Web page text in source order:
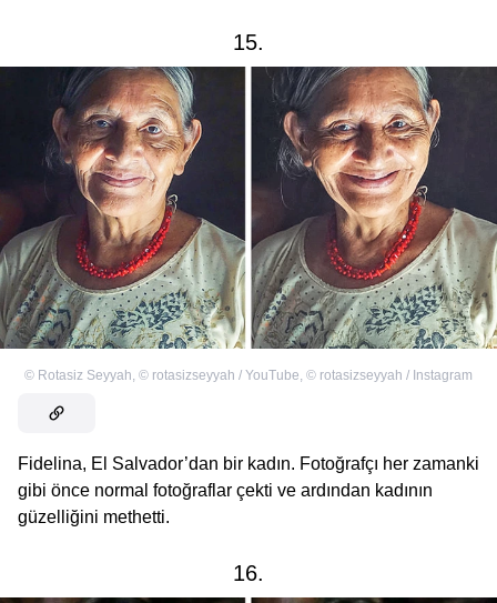
15.
© Rotasiz Seyyah, © rotasizseyyah / YouTube, © rotasizseyyah / Instagram
Fidelina, El Salvador’dan bir kadın. Fotoğrafçı her zamanki
gibi önce normal fotoğraflar çekti ve ardından kadının
güzelliğini methetti.
16.